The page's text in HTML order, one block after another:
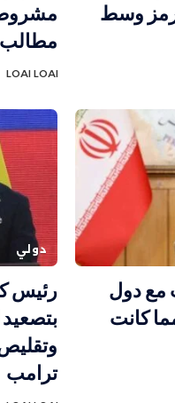
وسط
LOAI LOAI
مع دول
كانت
دولي
رئيس
وتقليص
ترامب